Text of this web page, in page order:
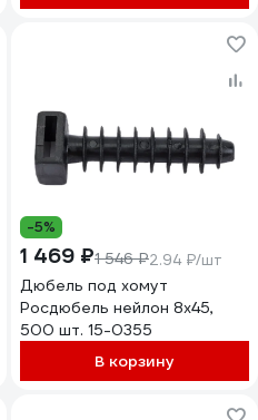
-5%
1 469 ₽1 546 ₽2.94 ₽/шт
Дюбель под хомут
Росдюбель нейлон 8x45,
500 шт. 15-0355
В корзину